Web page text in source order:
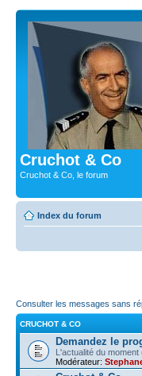
Cruchot & Co
Cruchot & Co, le forum
Index du forum
Consulter les messages sans
CRUCHOT & CO
Demandez le
L'actualité du
Modérateur: